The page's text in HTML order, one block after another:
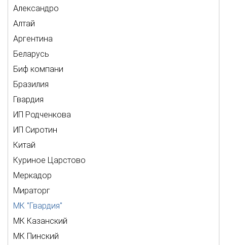
Александро
Алтай
Аргентина
Беларусь
Биф компани
Бразилия
Гвардия
ИП Родченкова
ИП Сиротин
Китай
Куриное Царстово
Меркадор
Мираторг
МК "Гвардия"
МК Казанский
МК Пинский